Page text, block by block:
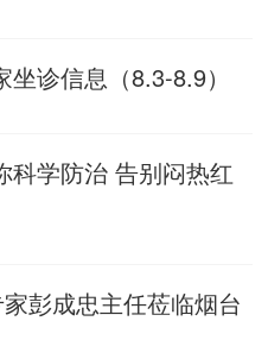
诊信息（8.3-8.9）
科学防治 告别闷热红
彭成忠主任莅临烟台